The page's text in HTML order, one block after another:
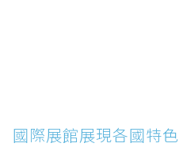
國際展館展現各國特色